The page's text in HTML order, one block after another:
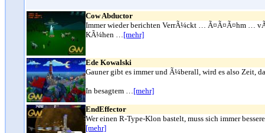
Cow Abductor
Immer wieder berichten VerrÃ¼ckt … Ã¤Ã¤Ã¤hm …
KÃ¼hen …[mehr]
Ede Kowalski
Gauner gibt es immer und Ã¼berall, wird es also Zeit,
In besagtem …[mehr]
EndEffector
Wer einen R-Type-Klon bastelt, muss sich immer
[mehr]